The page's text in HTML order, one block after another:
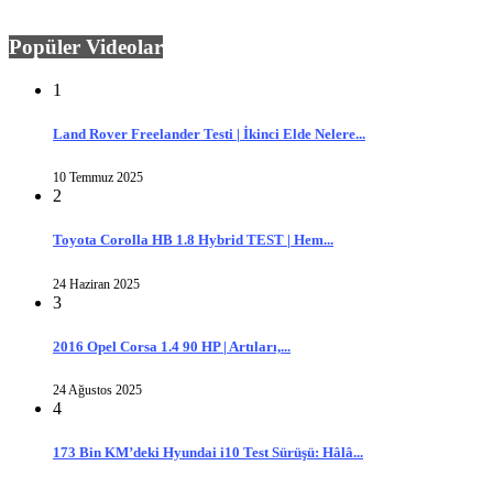
Popüler Videolar
1
Land Rover Freelander Testi | İkinci Elde Nelere...
10 Temmuz 2025
2
Toyota Corolla HB 1.8 Hybrid TEST | Hem...
24 Haziran 2025
3
2016 Opel Corsa 1.4 90 HP | Artıları,...
24 Ağustos 2025
4
173 Bin KM’deki Hyundai i10 Test Sürüşü: Hâlâ...